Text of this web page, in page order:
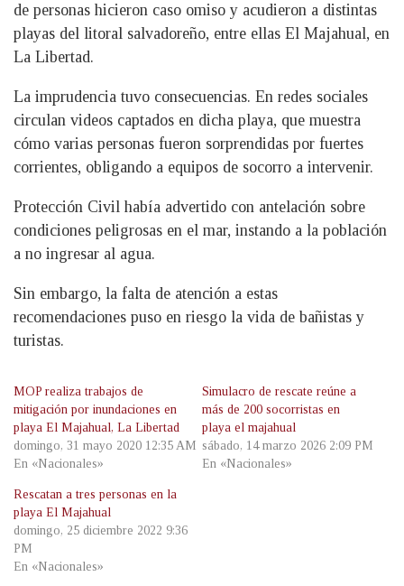
de personas hicieron caso omiso y acudieron a distintas
playas del litoral salvadoreño, entre ellas El Majahual, en
La Libertad.
La imprudencia tuvo consecuencias. En redes sociales
circulan videos captados en dicha playa, que muestra
cómo varias personas fueron sorprendidas por fuertes
corrientes, obligando a equipos de socorro a intervenir.
Protección Civil había advertido con antelación sobre
condiciones peligrosas en el mar, instando a la población
a no ingresar al agua.
Sin embargo, la falta de atención a estas
recomendaciones puso en riesgo la vida de bañistas y
turistas.
MOP realiza trabajos de
mitigación por inundaciones en
playa El Majahual, La Libertad
domingo, 31 mayo 2020 12:35 AM
En «Nacionales»
Simulacro de rescate reúne a
más de 200 socorristas en
playa el majahual
sábado, 14 marzo 2026 2:09 PM
En «Nacionales»
Rescatan a tres personas en la
playa El Majahual
domingo, 25 diciembre 2022 9:36
PM
En «Nacionales»